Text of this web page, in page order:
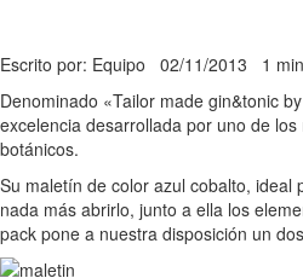
Escrito por: Equipo 02/11/2013 1
Denominado «Tailor made gin&tonic
excelencia desarrollada por uno de
botánicos.
Su maletín de color azul cobalto,
nada más abrirlo, junto a ella los
pack pone a nuestra disposición un